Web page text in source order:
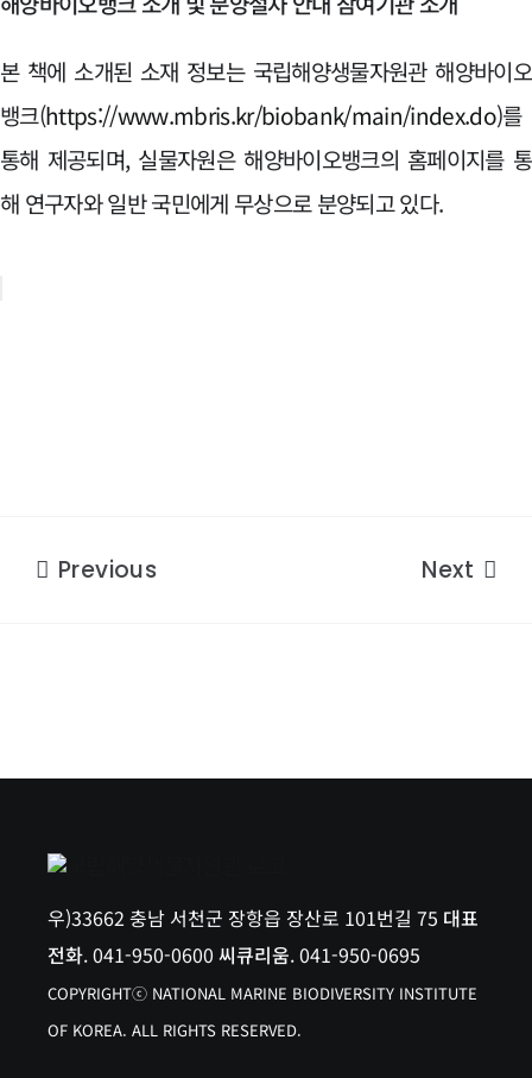
본 책에 소개된 소재 정보는 국립해양생물자원관 해양바이오
뱅크(https://www.mbris.kr/biobank/main/index.do)를
통해 제공되며, 실물자원은 해양바이오뱅크의 홈페이지를 통
해 연구자와 일반 국민에게 무상으로 분양되고 있다.
Previous Next
우)33662 충남 서천군 장항읍 장산로 101번길 75 대표
전화. 041-950-0600 씨큐리움. 041-950-0695
COPYRIGHTⓒ NATIONAL MARINE BIODIVERSITY INSTITUTE
OF KOREA. ALL RIGHTS RESERVED.